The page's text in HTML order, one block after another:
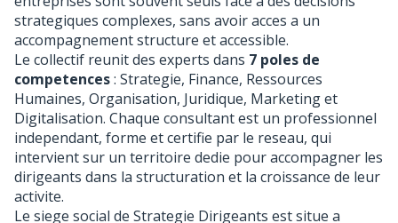
strategiques complexes, sans avoir acces a un
accompagnement structure et accessible.
Le collectif reunit des experts dans 7 poles de
competences: Strategie, Finance, Ressources
Humaines, Organisation, Juridique, Marketing et
Digitalisation. Chaque consultant est un professionnel
independant, forme et certifie par le reseau, qui
intervient sur un territoire dedie pour accompagner les
dirigeants dans la structuration et la croissance de leur
activite.
Le siege social de Strategie Dirigeants est situe a